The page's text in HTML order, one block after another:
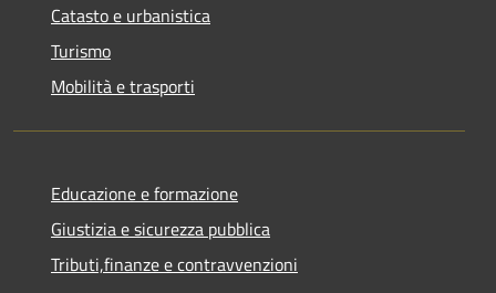
Catasto e urbanistica
Turismo
Mobilità e trasporti
Educazione e formazione
Giustizia e sicurezza pubblica
Tributi,finanze e contravvenzioni